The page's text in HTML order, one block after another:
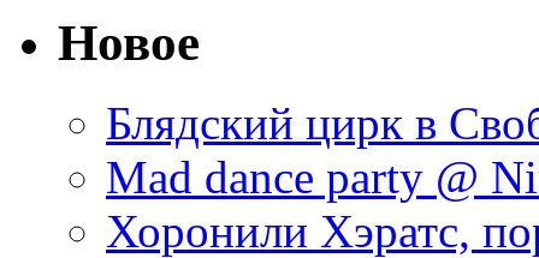
Новое
Блядский цирк в
Mad dance party @
Хоронили Хэратс,